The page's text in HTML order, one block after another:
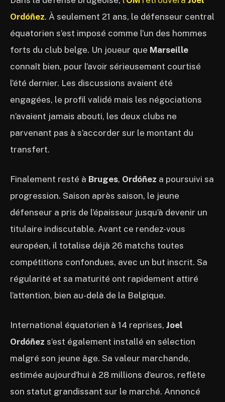
Ordóñez. À seulement 21 ans, le défenseur central
équatorien s’est imposé comme l’un des hommes
forts du club belge. Un joueur que Marseille
connaît bien, pour l’avoir sérieusement courtisé
l’été dernier. Les discussions avaient été
engagées, le profil validé mais les négociations
n’avaient jamais abouti, les deux clubs ne
parvenant pas à s’accorder sur le montant du
transfert.
Finalement resté à Bruges, Ordóñez a poursuivi sa
progression. Saison après saison, le jeune
défenseur a pris de l’épaisseur jusqu’à devenir un
titulaire indiscutable. Avant ce rendez-vous
européen, il totalise déjà 26 matchs toutes
compétitions confondues, avec un but inscrit. Sa
régularité et sa maturité ont rapidement attiré
l’attention, bien au-delà de la Belgique.
International équatorien à 14 reprises, Joel
Ordóñez s’est également installé en sélection
malgré son jeune âge. Sa valeur marchande,
estimée aujourd’hui à 28 millions d’euros, reflète
son statut grandissant sur le marché. Annoncé